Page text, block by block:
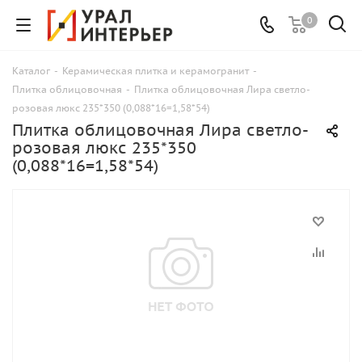
0
Каталог - Керамическая плитка и керамогранит -
Плитка облицовочная - Плитка облицовочная Лира светло-
розовая люкс 235*350 (0,088*16=1,58*54)
Плитка облицовочная Лира светло-
розовая люкс 235*350
(0,088*16=1,58*54)